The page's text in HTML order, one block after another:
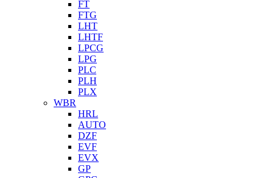
FT
FTG
LHT
LHTF
LPCG
LPG
PLC
PLH
PLX
WBR
HRL
AUTO
DZF
EVF
EVX
GP